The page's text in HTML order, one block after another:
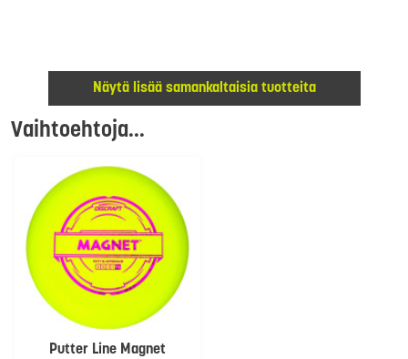
Näytä lisää samankaltaisia tuotteita
Vaihtoehtoja...
Putter Line Magnet